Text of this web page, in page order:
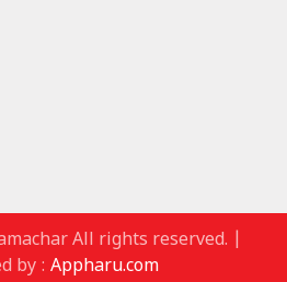
All rights reserved. |
by : Appharu.com